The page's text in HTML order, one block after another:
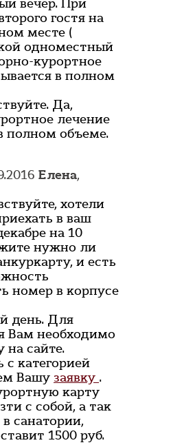
вечер. При
гостя на
месте (
одноместный
курортное
в полном
Да,
лечение
полном объеме.
Елена,
хотели
в ваш
на 10
нужно ли
и есть
номер в корпусе
день. Для
Вам необходимо
на сайте.
с категорией
Вашу заявку .
карту
с собой, а так
санатории,
1500 руб.